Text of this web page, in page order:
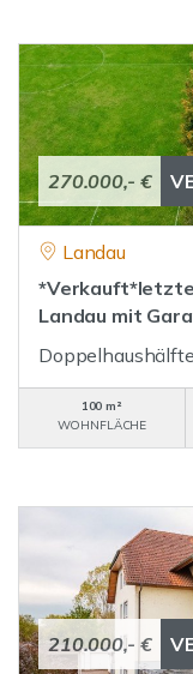
270.000,- €
Landau
Landau mit
Doppelhaushälfte
100 m²
WOHNFLÄCHE
210.000,- €